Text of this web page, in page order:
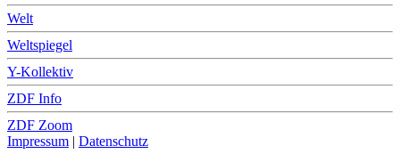
Welt
Weltspiegel
Y-Kollektiv
ZDF Info
ZDF Zoom
Impressum | Datenschutz